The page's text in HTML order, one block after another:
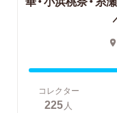
コレクター
225人